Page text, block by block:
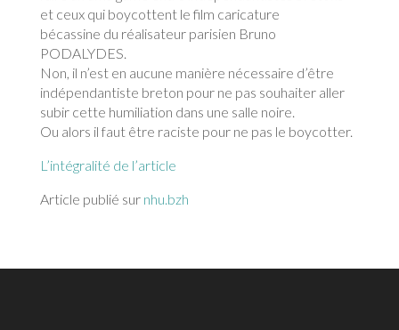
et ceux qui boycottent le film caricature
bécassine du réalisateur parisien Bruno
PODALYDES.
Non, il n’est en aucune manière nécessaire d’être
indépendantiste breton pour ne pas souhaiter aller
subir cette humiliation dans une salle noire.
Ou alors il faut être raciste pour ne pas le boycotter.
L’intégralité de l’article
Article publié sur nhu.bzh